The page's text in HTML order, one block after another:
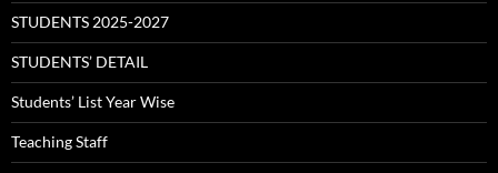
STUDENTS 2025-2027
STUDENTS’ DETAIL
Students’ List Year Wise
Teaching Staff